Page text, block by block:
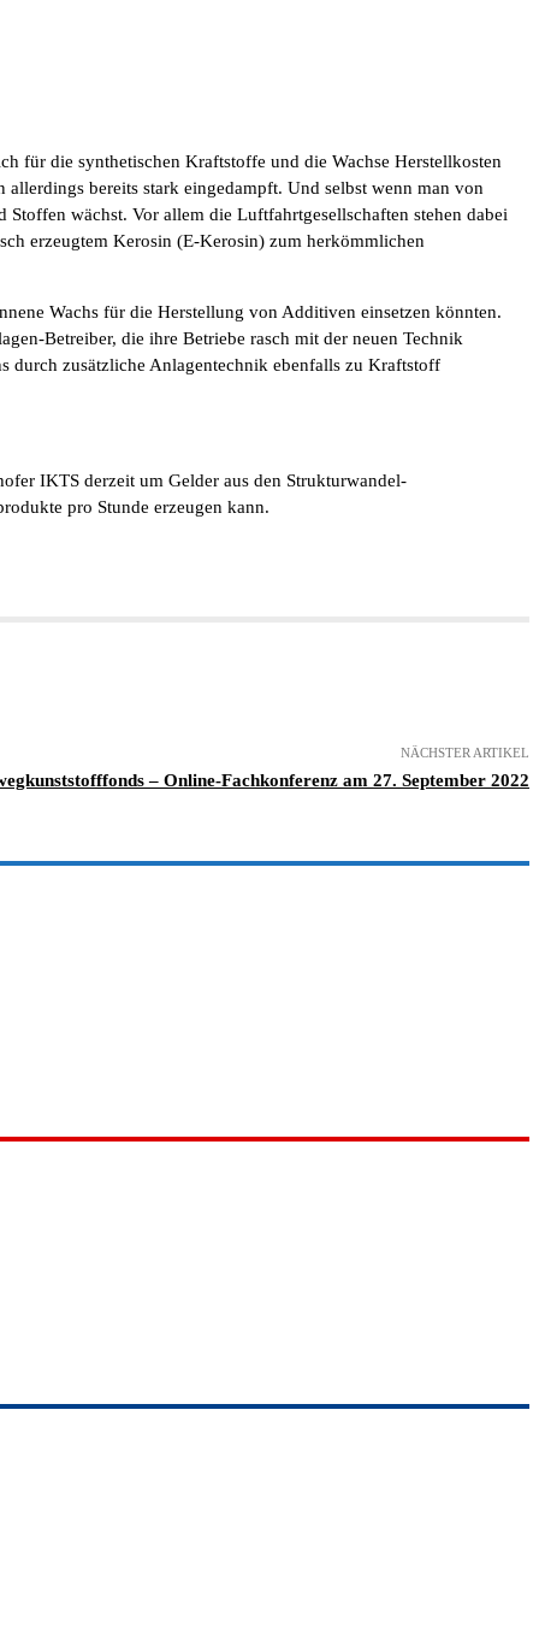
für die synthetischen Kraftstoffe und die Wachse Herstellkosten
bereits stark eingedampft. Und selbst wenn man von
wächst. Vor allem die Luftfahrtgesellschaften stehen dabei
erzeugtem Kerosin (E-Kerosin) zum herkömmlichen
Wachs für die Herstellung von Additiven einsetzen könnten.
Betreiber, die ihre Betriebe rasch mit der neuen Technik
durch zusätzliche Anlagentechnik ebenfalls zu Kraftstoff
IKTS derzeit um Gelder aus den Strukturwandel-
pro Stunde erzeugen kann.
NÄCHSTER ARTIKEL
– Online-Fachkonferenz am 27. September 2022